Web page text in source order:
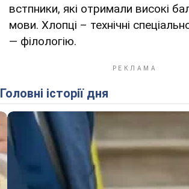
встпники, які отримали високі
мови. Хлопці – технічні
— філологію.
Головні історії дня